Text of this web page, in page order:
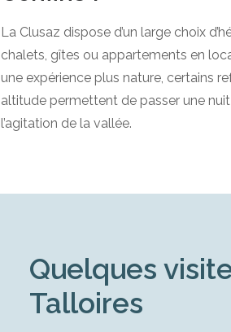
La Clusaz dispose d’un large choix
chalets, gîtes ou appartements en
une expérience plus nature, certains
altitude permettent de passer une
l’agitation de la vallée.
Quelques
Talloires